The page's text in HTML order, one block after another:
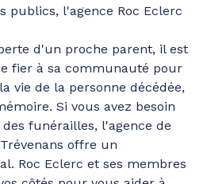
publics, l'agence Roc Eclerc
d'un proche parent, il est
fier à sa communauté pour
vie de la personne décédée,
Si vous avez besoin
funérailles, l'agence de
offre un
Roc Eclerc et ses membres